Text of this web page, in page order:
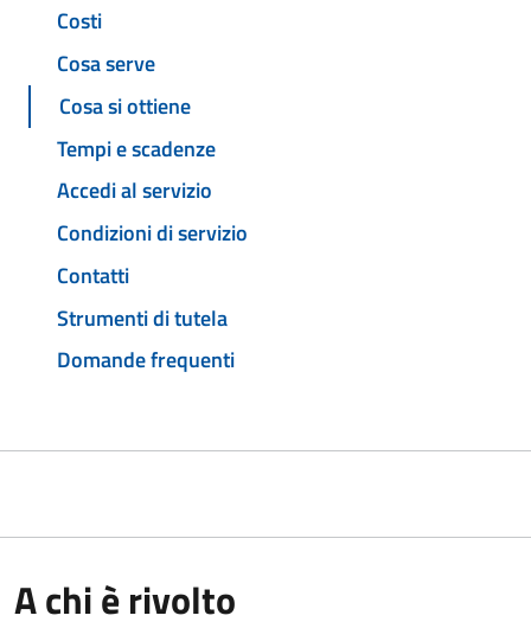
Costi
Cosa serve
Cosa si ottiene
Tempi e scadenze
Accedi al servizio
Condizioni di servizio
Contatti
Strumenti di tutela
Domande frequenti
A chi è rivolto